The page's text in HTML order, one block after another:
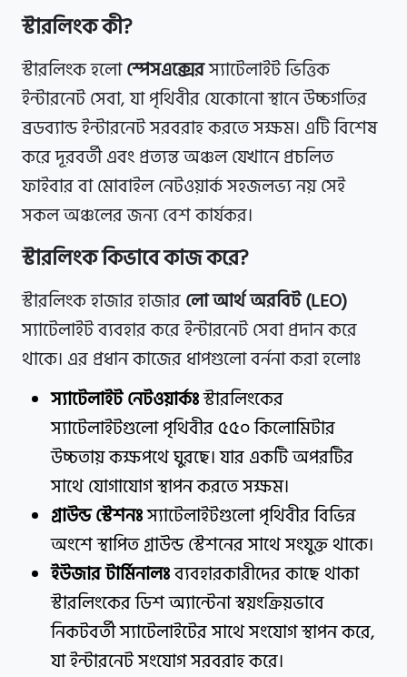
স্টারলিংক কী?
স্টারলিংক হলোস্পেসএক্সেরস্যাটেলাইট ভিত্তিক
ইন্টারনেট সেবা, যা পৃথিবীর যেকোনো স্থানে উচ্চগতির
ব্রডব্যান্ড ইন্টারনেট সরবরাহ করতে সক্ষম। এটি বিশেষ
করে দূরবর্তী এবং প্রত্যন্ত অঞ্চল যেখানে প্রচলিত
ফাইবার বা মোবাইল নেটওয়ার্ক সহজলভ্য নয় সেই
সকল অঞ্চলের জন্য বেশ কার্যকর।
স্টারলিংক কিভাবে কাজ করে?
স্টারলিংক হাজার হাজারলো আর্থ অরবিট (LEO)
স্যাটেলাইট ব্যবহার করে ইন্টারনেট সেবা প্রদান করে
থাকে। এর প্রধান কাজের ধাপগুলো বর্ননা করা হলোঃ
স্যাটেলাইট নেটওয়ার্কঃস্টারলিংকের
স্যাটেলাইটগুলো পৃথিবীর ৫৫০ কিলোমিটার
উচ্চতায় কক্ষপথে ঘুরছে। যার একটি অপরটির
সাথে যোগাযোগ স্থাপন করতে সক্ষম।
গ্রাউন্ড স্টেশনঃস্যাটেলাইটগুলো পৃথিবীর বিভিন্ন
অংশে স্থাপিত গ্রাউন্ড স্টেশনের সাথে সংযুক্ত থাকে।
ইউজার টার্মিনালঃব্যবহারকারীদের কাছে থাকা
স্টারলিংকের ডিশ অ্যান্টেনা স্বয়ংক্রিয়ভাবে
নিকটবর্তী স্যাটেলাইটের সাথে সংযোগ স্থাপন করে,
যা ইন্টারনেট সংযোগ সরবরাহ করে।